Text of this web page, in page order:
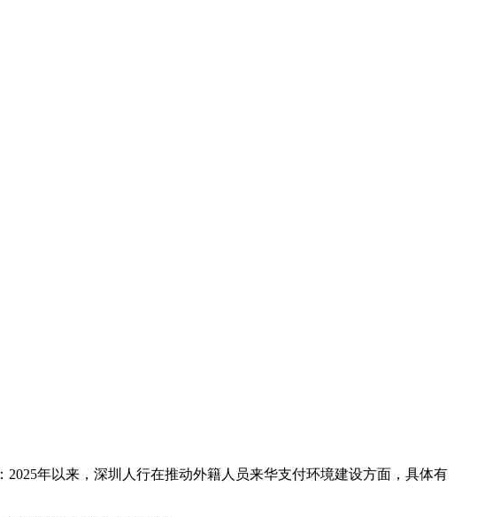
年以来，深圳人行在推动外籍人员来华支付环境建设方面，具体有